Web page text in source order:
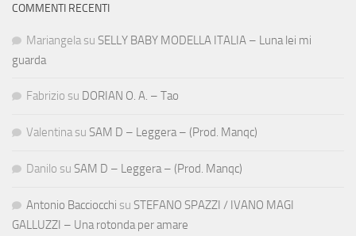
COMMENTI RECENTI
Mariangela su SELLY BABY MODELLA ITALIA – Luna lei mi
guarda
Fabrizio su DORIAN O. A. – Tao
Valentina su SAM D – Leggera – (Prod. Manqc)
Danilo su SAM D – Leggera – (Prod. Manqc)
Antonio Bacciocchi su STEFANO SPAZZI / IVANO MAGI
GALLUZZI – Una rotonda per amare